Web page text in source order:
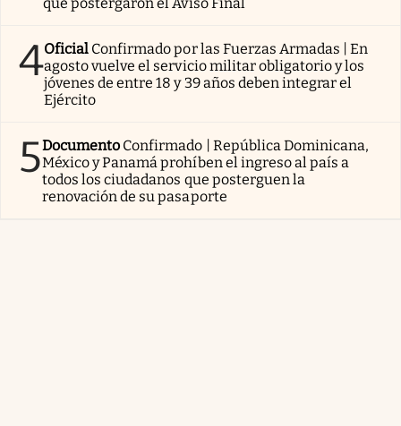
4Oficial Confirmado por las Fuerzas Armadas | En
agosto vuelve el servicio militar obligatorio y los
jóvenes de entre 18 y 39 años deben integrar el
Ejército
5Documento Confirmado | República Dominicana,
México y Panamá prohíben el ingreso al país a
todos los ciudadanos que posterguen la
renovación de su pasaporte